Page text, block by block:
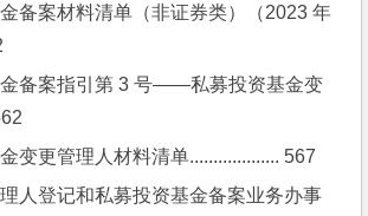
备案材料清单（非证券类）（2023 年
备案指引第 3 号——私募投资基金变
变更管理人材料清单................... 567
人登记和私募投资基金备案业务办事